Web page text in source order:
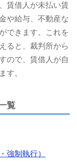
賃借人が未払い賃
や給与、不動産な
できます。これを
ると、裁判所から
ので、賃借人が自
す。
覧
強制執行）